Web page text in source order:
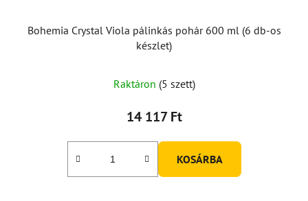
Bohemia Crystal Viola pálinkás pohár 600 ml (6 db-os
készlet)
Raktáron (5 szett)
14 117 Ft
KOSÁRBA